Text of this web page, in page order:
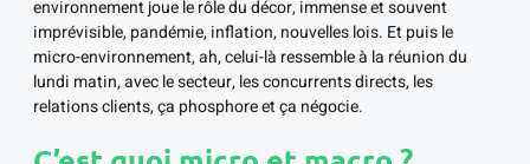
environnement joue le rôle du décor, immense et souvent
imprévisible, pandémie, inflation, nouvelles lois. Et puis le
micro-environnement, ah, celui-là ressemble à la réunion du
lundi matin, avec le secteur, les concurrents directs, les
relations clients, ça phosphore et ça négocie.